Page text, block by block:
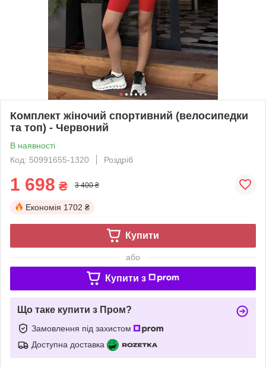
Комплект жіночий спортивний (велосипедки
та топ) - Червоний
В наявності
Код: 50991655-1320
Роздріб
1 698 ₴ 3 400 ₴
Економія 1702 ₴
Купити
або
Купити з
Що таке купити з Пром?
Замовлення під захистом
Доступна доставка